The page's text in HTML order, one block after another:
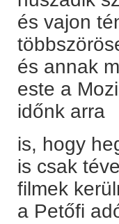
és vajon
és annak
este a
időnk arra
is, hogy
is csak
filmek
a Petőfi